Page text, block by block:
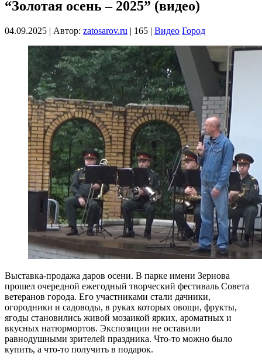
“Золотая осень – 2025” (видео)
04.09.2025 | Автор: zatosarov.ru | 165 | Видео Город
Выставка-продажа даров осени. В парке имени Зернова
прошел очередной ежегодный творческий фестиваль Совета
ветеранов города. Его участниками стали дачники,
огородники и садоводы, в руках которых овощи, фрукты,
ягоды становились живой мозаикой ярких, ароматных и
вкусных натюрмортов. Экспозиции не оставили
равнодушными зрителей праздника. Что-то можно было
купить, а что-то получить в подарок.